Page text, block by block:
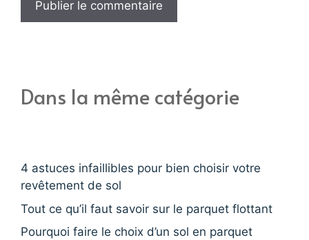
Dans la même catégorie
4 astuces infaillibles pour bien choisir votre
revêtement de sol
Tout ce qu’il faut savoir sur le parquet flottant
Pourquoi faire le choix d’un sol en parquet